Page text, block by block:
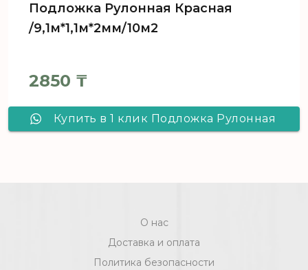
Подложка Рулонная Красная
/9,1м*1,1м*2мм/10м2
2850 ₸
Купить в 1 клик Подложка Рулонная
О нас
Доставка и оплата
Политика безопасности